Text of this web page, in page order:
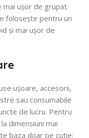
ușor de grupat.
folosește pentru un
și mai ușor de
ușoare, accesorii,
sau consumabile
de lucru. Pentru
dimensiuni mai
baza doar pe cutie: